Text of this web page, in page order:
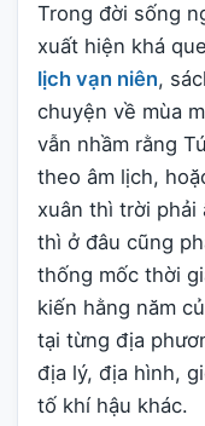
Trong đời sống
xuất hiện khá
lịch vạn niên,
chuyện về mùa
vẫn nhầm rằng
theo âm lịch,
xuân thì trời phải
thì ở đâu cũng
thống mốc thời
kiến hằng năm
tại từng địa
địa lý, địa hình,
tố khí hậu khác.